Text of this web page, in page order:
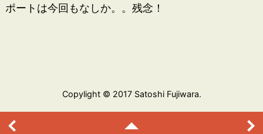
ポートは今回もなしか。。残念！
Copylight © 2017 Satoshi Fujiwara.